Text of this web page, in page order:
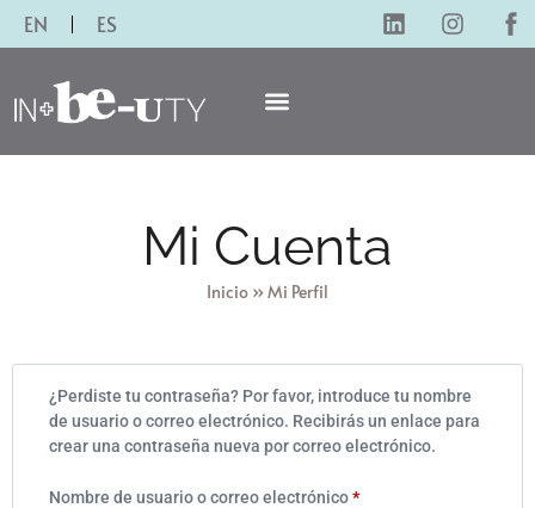
EN ES
Mi Cuenta
Inicio »Mi Perfil
¿Perdiste tu contraseña? Por favor, introduce tu nombre
de usuario o correo electrónico. Recibirás un enlace para
crear una contraseña nueva por correo electrónico.
Nombre de usuario o correo electrónico*